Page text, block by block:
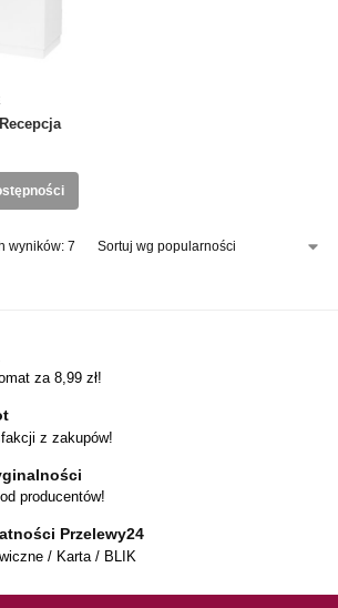
wyników: 7
za 8,99 zł!
z zakupów!
producentów!
Przelewy24
/ Karta / BLIK